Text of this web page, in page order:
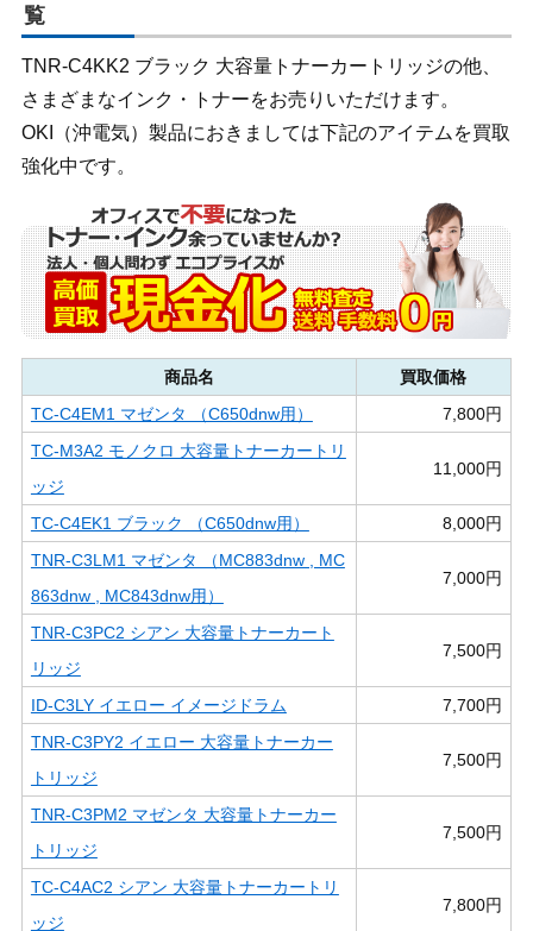
覧
TNR-C4KK2 ブラック 大容量トナーカートリッジの他、
さまざまなインク・トナーをお売りいただけます。
OKI（沖電気）製品におきましては下記のアイテムを買取
強化中です。
商品名
買取価格
TC-C4EM1 マゼンタ （C650dnw用）
7,800円
TC-M3A2 モノクロ 大容量トナーカートリ
ッジ
11,000円
TC-C4EK1 ブラック （C650dnw用）
8,000円
TNR-C3LM1 マゼンタ （MC883dnw , MC
863dnw , MC843dnw用）
7,000円
TNR-C3PC2 シアン 大容量トナーカート
リッジ
7,500円
ID-C3LY イエロー イメージドラム
7,700円
TNR-C3PY2 イエロー 大容量トナーカー
トリッジ
7,500円
TNR-C3PM2 マゼンタ 大容量トナーカー
トリッジ
7,500円
TC-C4AC2 シアン 大容量トナーカートリ
ッジ
7,800円